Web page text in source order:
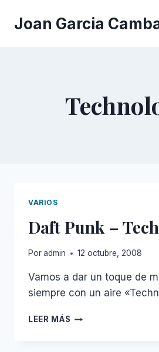
Joan Garcia
VARIOS
Daft Punk –
Poradmin 12 octubre, 2008
Vamos a dar un toque de
siempre con un aire
LEER MÁS DAFT